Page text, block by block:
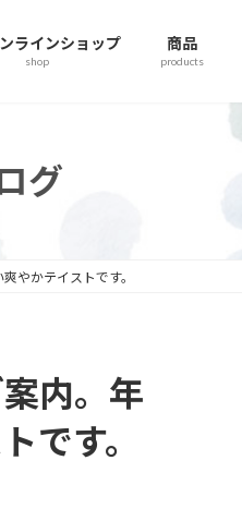
ラインショップ
shop
商品
products
グ
やかテイストです。
内。年
です。